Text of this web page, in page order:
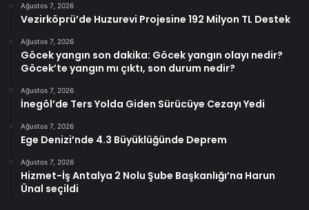
Ağustos 7, 2026
Vezirköprü’de Huzurevi Projesine 192 Milyon TL Destek
Ağustos 7, 2026
Göcek yangın son dakika: Göcek yangın olayı nedir?
Göcek’te yangın mı çıktı, son durum nedir?
Ağustos 7, 2026
İnegöl’de Ters Yolda Giden Sürücüye Cezayı Yedi
Ağustos 7, 2026
Ege Denizi’nde 4.3 Büyüklüğünde Deprem
Ağustos 7, 2026
Hizmet-İş Antalya 2 Nolu Şube Başkanlığı’na Harun
Ünal seçildi